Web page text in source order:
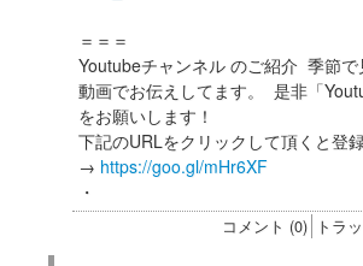
＝＝＝
Youtubeチャンネル のご紹介 季節
動画でお伝えしてます。 是非「
をお願いします！
下記のURLをクリックして頂くと登
→ https://goo.gl/mHr6XF
・
コメント (0) トラ